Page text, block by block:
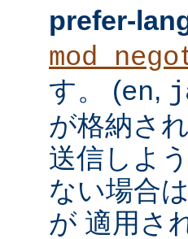
prefer-
す。 (en,
が格納さ
送信しよ
ない場合
が 適用さ